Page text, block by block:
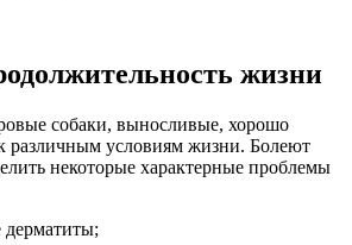
жизни
собаки, выносливые, хорошо
различным условиям жизни. Болеют
некоторые характерные проблемы
дерматиты;